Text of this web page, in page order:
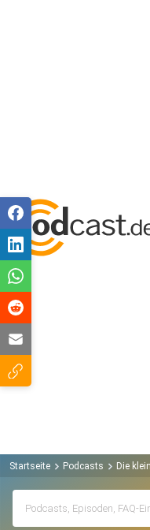
Startseite Podcasts Die